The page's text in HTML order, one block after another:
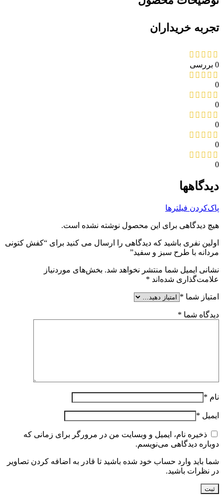
تجربه خریداران
0 بررسی
0
0
0
0
0
دیدگاهها
پاک‌کردن فیلترها
هیچ دیدگاهی برای این محصول نوشته نشده است.
اولین نفری باشید که دیدگاهی را ارسال می کنید برای “کفش کتونی
مردانه با طرح سبز و سفید”
نشانی ایمیل شما منتشر نخواهد شد. بخش‌های موردنیاز
علامت‌گذاری شده‌اند *
امتیاز شما *
دیدگاه شما *
نام *
ایمیل *
ذخیره نام، ایمیل و وبسایت من در مرورگر برای زمانی که
دوباره دیدگاهی می‌نویسم.
شما باید وارد حساب خود شده باشید تا قادر به اضافه کردن تصاویر
در نظرات باشید.